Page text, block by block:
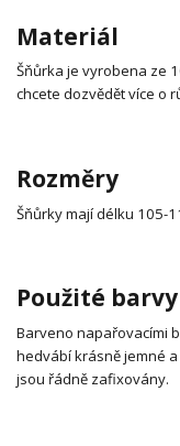
Materiál
Šňůrka je vyrobena ze
chcete dozvědět více o
Rozměry
Šňůrky mají délku 105-
Použité barvy
Barveno napařovacími
hedvábí krásně jemné
jsou řádně zafixovány.